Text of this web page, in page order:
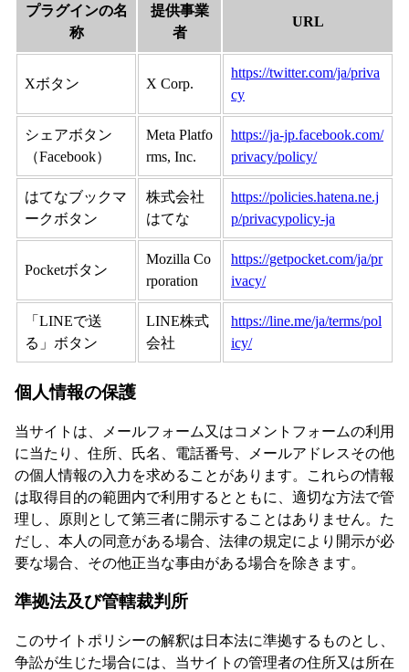
プラグインの名
称
提供事業
者
URL
Xボタン X Corp.
https://twitter.com/ja/priva
cy
シェアボタン
（Facebook）
Meta Platfo
rms, Inc.
https://ja-jp.facebook.com/
privacy/policy/
はてなブックマ
ークボタン
株式会社
はてな
https://policies.hatena.ne.j
p/privacypolicy-ja
Pocketボタン
Mozilla Co
rporation
https://getpocket.com/ja/pr
ivacy/
「LINEで送
る」ボタン
LINE株式
会社
https://line.me/ja/terms/pol
icy/
個人情報の保護
当サイトは、メールフォーム又はコメントフォームの利用
に当たり、住所、氏名、電話番号、メールアドレスその他
の個人情報の入力を求めることがあります。これらの情報
は取得目的の範囲内で利用するとともに、適切な方法で管
理し、原則として第三者に開示することはありません。た
だし、本人の同意がある場合、法律の規定により開示が必
要な場合、その他正当な事由がある場合を除きます。
準拠法及び管轄裁判所
このサイトポリシーの解釈は日本法に準拠するものとし、
争訟が生じた場合には、当サイトの管理者の住所又は所在